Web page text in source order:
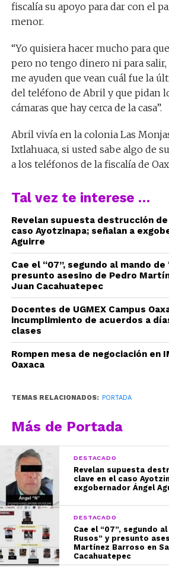
fiscalía su apoyo para dar con el
menor.
“Yo quisiera hacer mucho para
pero no tengo dinero ni para
me ayuden que vean cuál fue la
del teléfono de Abril y que pidan
cámaras que hay cerca de la casa”.
Abril vivía en la colonia Las
Ixtlahuaca, si usted sabe algo de
a los teléfonos de la fiscalía de
Tal vez te interese …
Revelan supuesta destrucción
caso Ayotzinapa; señalan a
Aguirre
Cae el “07”, segundo al mando de
presunto asesino de Pedro
Juan Cacahuatepec
Docentes de UGMEX Campus
incumplimiento de acuerdos a
clases
Rompen mesa de negociación en
Oaxaca
TEMAS RELACIONADOS: PORTADA
Más de Portada
DESTACADO
Revelan supuesta
clave en el caso
exgobernador Ángel
DESTACADO
Cae el “07”, segundo
Rusos” y presunto
Martínez Barroso en
Cacahuatepec